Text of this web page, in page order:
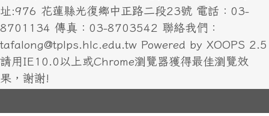
址:976 花蓮縣光復鄉中正路二段23號 電話：03-
8701134 傳真：03-8703542 聯絡我們：
tafalong@tplps.hlc.edu.tw Powered by XOOPS 2.5
請用IE10.0以上或Chrome瀏覽器獲得最佳瀏覽效
果，謝謝!